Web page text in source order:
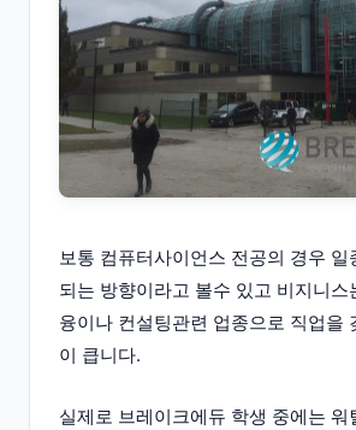
보통 컴퓨터사이언스 전공의 경우 일
되는 방향이라고 볼수 있고 비지니스
융이나 컨설팅관련 업종으로 직업을
이 큽니다.
실제로 브레이크에듀 학생 중에는 워